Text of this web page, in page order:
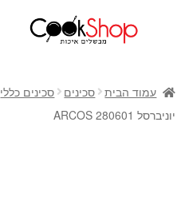
חנות
כלי בישול
עמוד הבית סכינים סכינים כללי
יוניברסל 280601 ARCOS